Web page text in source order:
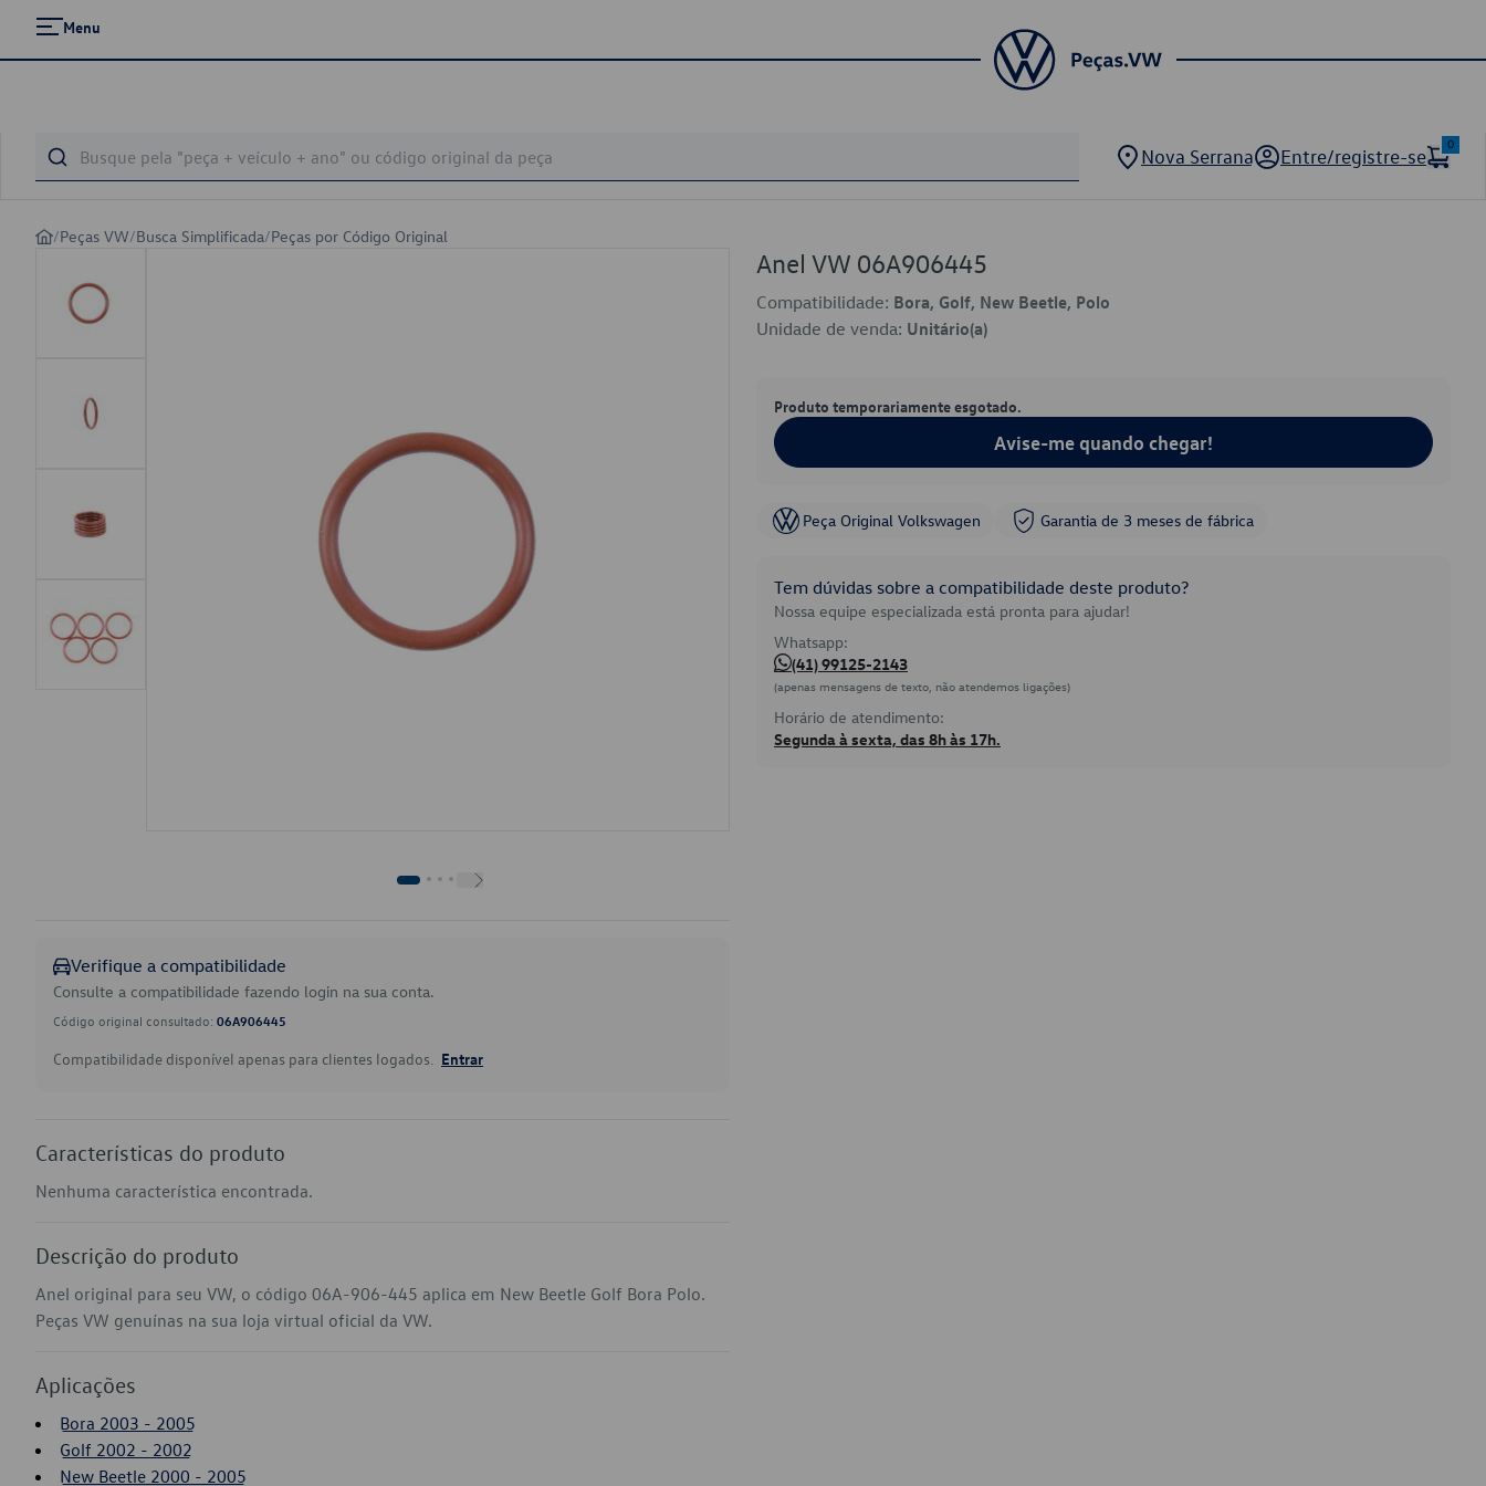
Menu
Nova Serrana Entre/registre-se
0
/Peças VW/Busca Simplificada/Peças por Código Original
Verifique a compatibilidade
Consulte a compatibilidade fazendo login na sua conta.
Código original consultado: 06A906445
Compatibilidade disponível apenas para clientes logados. Entrar
Características do produto
Nenhuma característica encontrada.
Descrição do produto
Anel original para seu VW, o código 06A-906-445 aplica em New Beetle Golf Bora Polo.
Peças VW genuínas na sua loja virtual oficial da VW.
Aplicações
Bora 2003 - 2005
Golf 2002 - 2002
New Beetle 2000 - 2005
Anel VW 06A906445
Compatibilidade: Bora, Golf, New Beetle, Polo
Unidade de venda: Unitário(a)
Produto temporariamente esgotado.
Avise-me quando chegar!
Peça Original Volkswagen Garantia de 3 meses de fábrica
Tem dúvidas sobre a compatibilidade deste produto?
Nossa equipe especializada está pronta para ajudar!
Whatsapp:
(41) 99125-2143
(apenas mensagens de texto, não atendemos ligações)
Horário de atendimento:
Segunda à sexta, das 8h às 17h.